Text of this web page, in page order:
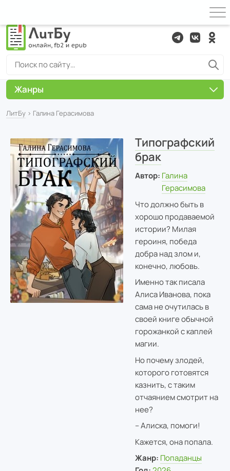
ЛитБу › Галина Герасимова
Типографский
брак
Автор: Галина
Герасимова
Что должно быть в
хорошо продаваемой
истории? Милая
героиня, победа
добра над злом и,
конечно, любовь.
Именно так писала
Алиса Иванова, пока
сама не очутилась в
своей книге обычной
горожанкой с каплей
магии.
Но почему злодей,
которого готовятся
казнить, с таким
отчаянием смотрит на
нее?
– Алиска, помоги!
Кажется, она попала.
Жанр: Попаданцы
Жанры